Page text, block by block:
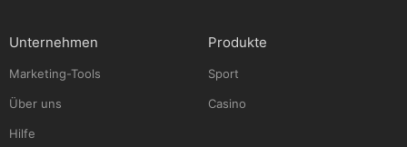
Unternehmen
Marketing-Tools
Über uns
Hilfe
Produkte
Sport
Casino